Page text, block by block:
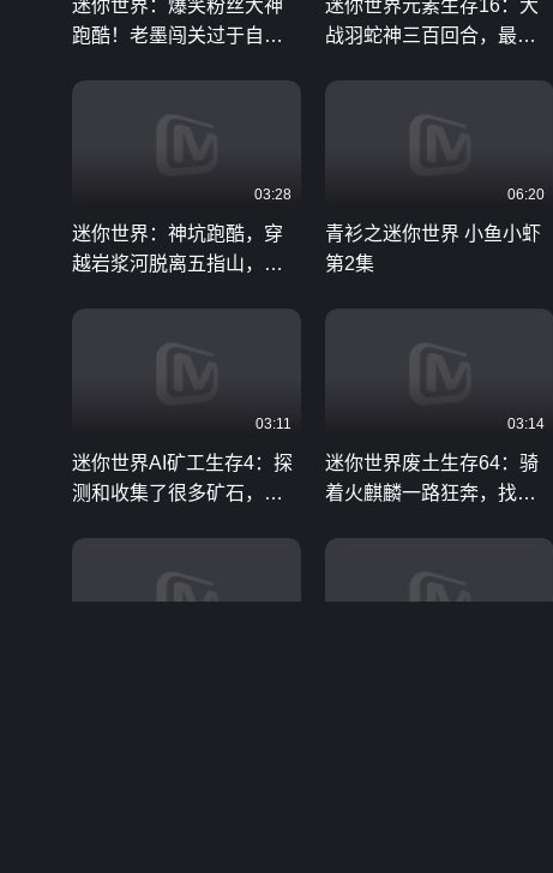
迷你世界：爆笑粉丝大神
跑酷！老墨闯关过于自
迷你世界元素生存16：大
战羽蛇神三百回合，最后
03:28
迷你世界：神坑跑酷，穿
越岩浆河脱离五指山，作
06:20
青衫之迷你世界 小鱼小虾
第2集
03:11
迷你世界AI矿工生存4：探
测和收集了很多矿石，临
03:14
迷你世界废土生存64：骑
着火麒麟一路狂奔，找到